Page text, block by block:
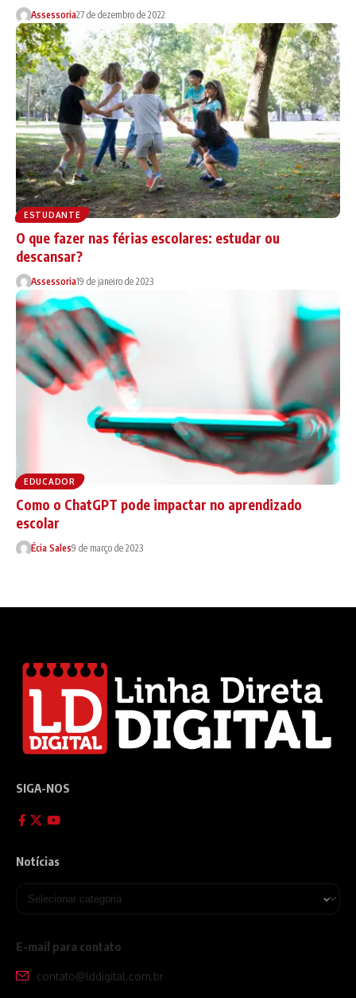
Assessoria27 de dezembro de 2022
ESTUDANTE
O que fazer nas férias escolares: estudar ou
descansar?
Assessoria19 de janeiro de 2023
EDUCADOR
Como o ChatGPT pode impactar no aprendizado
escolar
Écia Sales9 de março de 2023
SIGA-NOS
Notícias
E-mail para contato
contato@lddigital.com.br